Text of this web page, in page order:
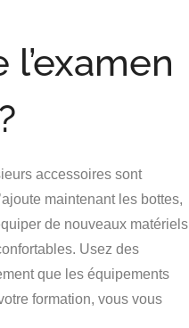
accessoires sont
maintenant les bottes,
de nouveaux matériels
Usez des
que les équipements
formation, vous vous